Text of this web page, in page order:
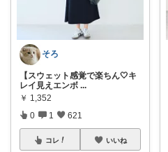
そろ
【スウェット感覚で楽ちん🤍キ
レイ見えエンボ ...
￥ 1,352
0 1 621
コレ いいね